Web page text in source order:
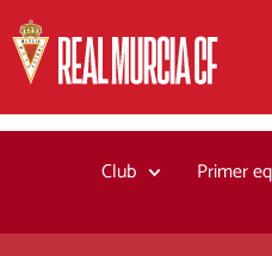
al
contenido
Club Primer